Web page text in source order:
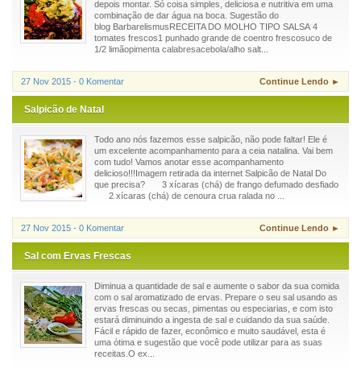
depois montar. Só coisa simples, deliciosa e nutritiva em uma
combinação de dar água na boca. Sugestão do
blog BarbarelismusRECEITA DO MOLHO TIPO SALSA 4
tomates frescos1 punhado grande de coentro frescosuco de
1/2 limãopimenta calabresacebola/alho salt...
27 Nov 2015 - 0 Komentar Continue Lendo ►
Salpicão de Natal
Todo ano nós fazemos esse salpicão, não pode faltar! Ele é
um excelente acompanhamento para a ceia natalina. Vai bem
com tudo! Vamos anotar esse acompanhamento
delicioso!!!Imagem retirada da internet Salpicão de Natal Do
que precisa? 3 xícaras (chá) de frango defumado desfiado
2 xícaras (chá) de cenoura crua ralada no ...
27 Nov 2015 - 0 Komentar Continue Lendo ►
Sal com Ervas Frescas
Diminua a quantidade de sal e aumente o sabor da sua comida
com o sal aromatizado de ervas. Prepare o seu sal usando as
ervas frescas ou secas, pimentas ou especiarias, e com isto
estará diminuindo a ingesta de sal e cuidando da sua saúde.
Fácil e rápido de fazer, econômico e muito saudável, esta é
uma ótima e sugestão que você pode utilizar para as suas
receitas.O ex...